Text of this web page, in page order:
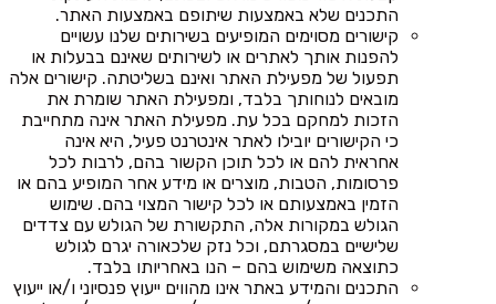
התכנים שלא באמצעות שיתופם באמצעות האתר.
קישורים מסוימים המופיעים בשירותים שלנו עשויים
להפנות אותך לאתרים או לשירותים שאינם בבעלות או
תפעול של מפעילת האתר ואינם בשליטתה. קישורים אלה
מובאים לנוחותך בלבד, ומפעילת האתר שומרת את
הזכות למחקם בכל עת. מפעילת האתר אינה מתחייבת
כי הקישורים יובילו לאתר אינטרנט פעיל, היא אינה
אחראית להם או לכל תוכן הקשור בהם, לרבות לכל
פרסומות, הטבות, מוצרים או מידע אחר המופיע בהם או
הזמין באמצעותם או לכל קישור המצוי בהם. שימוש
הגולש במקורות אלה, התקשורת של הגולש עם צדדים
שלישיים במסגרתם, וכל נזק שלכאורה יגרם לגולש
כתוצאה משימוש בהם – הנו באחריותו בלבד.
התכנים והמידע באתר אינו מהווים ייעוץ פנסיוני ו/או ייעוץ